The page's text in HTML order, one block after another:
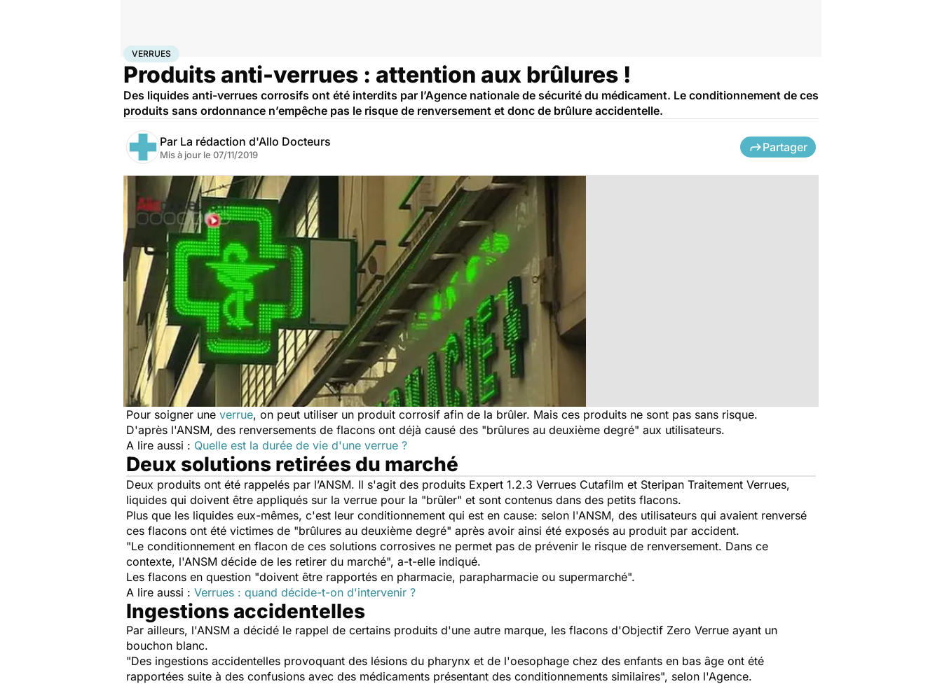
AccueilSanté Verrues
VERRUES
Produits anti-verrues : attention aux brûlures !
Des liquides anti-verrues corrosifs ont été interdits par l’Agence nationale de sécurité du médicament. Le conditionnement de ces
produits sans ordonnance n’empêche pas le risque de renversement et donc de brûlure accidentelle.
Par La rédaction d'Allo Docteurs
Mis à jour le 07/11/2019
Partager
Pour soigner une verrue, on peut utiliser un produit corrosif afin de la brûler. Mais ces produits ne sont pas sans risque.
D'après l'ANSM, des renversements de flacons ont déjà causé des "brûlures au deuxième degré" aux utilisateurs.
A lire aussi : Quelle est la durée de vie d'une verrue ?
Deux solutions retirées du marché
Deux produits ont été rappelés par l’ANSM. Il s'agit des produits Expert 1.2.3 Verrues Cutafilm et Steripan Traitement Verrues,
liquides qui doivent être appliqués sur la verrue pour la "brûler" et sont contenus dans des petits flacons.
Plus que les liquides eux-mêmes, c'est leur conditionnement qui est en cause: selon l'ANSM, des utilisateurs qui avaient renversé
ces flacons ont été victimes de "brûlures au deuxième degré" après avoir ainsi été exposés au produit par accident.
"Le conditionnement en flacon de ces solutions corrosives ne permet pas de prévenir le risque de renversement. Dans ce
contexte, l'ANSM décide de les retirer du marché", a-t-elle indiqué.
Les flacons en question "doivent être rapportés en pharmacie, parapharmacie ou supermarché".
A lire aussi : Verrues : quand décide-t-on d'intervenir ?
Ingestions accidentelles
Par ailleurs, l'ANSM a décidé le rappel de certains produits d'une autre marque, les flacons d'Objectif Zero Verrue ayant un
bouchon blanc.
"Des ingestions accidentelles provoquant des lésions du pharynx et de l'oesophage chez des enfants en bas âge ont été
rapportées suite à des confusions avec des médicaments présentant des conditionnements similaires", selon l'Agence.